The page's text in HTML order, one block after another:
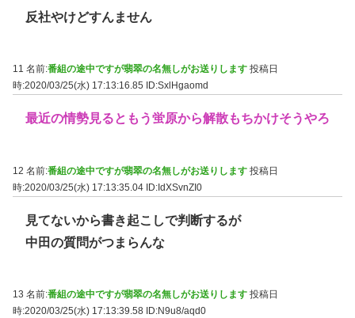
反社やけどすんません
11 名前:番組の途中ですが翡翠の名無しがお送りします 投稿日
時:2020/03/25(水) 17:13:16.85
ID:SxlHgaomd
最近の情勢見るともう蛍原から解散もちかけそうやろ
12 名前:番組の途中ですが翡翠の名無しがお送りします 投稿日
時:2020/03/25(水) 17:13:35.04 ID:IdXSvnZI0
見てないから書き起こしで判断するが
中田の質問がつまらんな
13 名前:番組の途中ですが翡翠の名無しがお送りします 投稿日
時:2020/03/25(水) 17:13:39.58 ID:N9u8/aqd0